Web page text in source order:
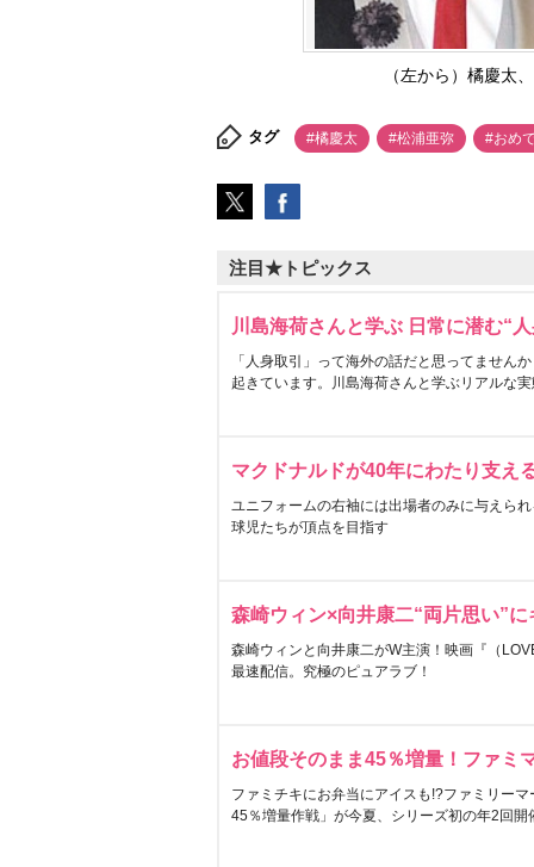
（左から）橘慶太
タグ #橘慶太 #松浦亜弥 #おめ
注目★トピックス
川島海荷さんと学ぶ 日常に潜む“
「人身取引」って海外の話だと思ってません
起きています。川島海荷さんと学ぶリアルな
マクドナルドが40年にわたり支え
ユニフォームの右袖には出場者のみに与えら
球児たちが頂点を目指す
森崎ウィン×向井康二“両片思い”
森崎ウィンと向井康二がW主演！映画『（
最速配信。究極のピュアラブ！
お値段そのまま45％増量！ファミ
ファミチキにお弁当にアイスも!?ファミリー
45％増量作戦」が今夏、シリーズ初の年2回開